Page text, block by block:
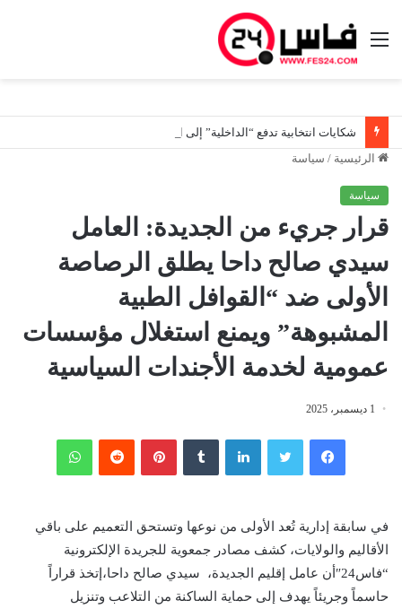
القائمة
الرئيسية / سياسة
سياسة
قرار جريء من الجديدة: العامل
سيدي صالح داحا يطلق الرصاصة
الأولى ضد “القوافل الطبية
المشبوهة” ويمنع استغلال مؤسسات
عمومية لخدمة الأجندات السياسية
1 ديسمبر، 2025
فيسبوك لينكدإن بينتيريست
في سابقة إدارية تُعد الأولى من نوعها وتستحق التعميم على باقي
الأقاليم والولايات، كشف مصادر جمعوية للجريدة الإلكترونية
“فاس24″أن عامل إقليم الجديدة، سيدي صالح داحا،إتخذ قراراً
حاسماً وجريئاً يهدف إلى حماية الساكنة من التلاعب وتنزيل